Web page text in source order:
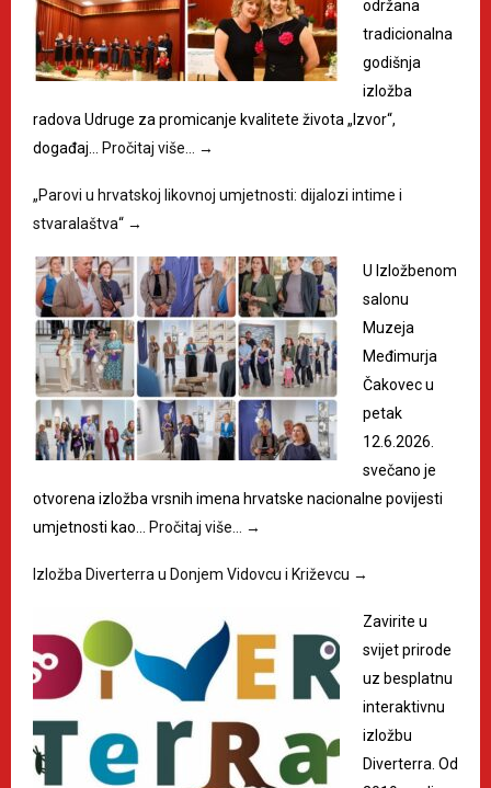
održana
tradicionalna
godišnja
izložba
radova Udruge za promicanje kvalitete života „Izvor“,
događaj…
Pročitaj više… →
„Parovi u hrvatskoj likovnoj umjetnosti: dijalozi intime i
stvaralaštva“ →
U Izložbenom
salonu
Muzeja
Međimurja
Čakovec u
petak
12.6.2026.
svečano je
otvorena izložba vrsnih imena hrvatske nacionalne povijesti
umjetnosti kao…
Pročitaj više… →
Izložba Diverterra u Donjem Vidovcu i Križevcu →
Zavirite u
svijet prirode
uz besplatnu
interaktivnu
izložbu
Diverterra. Od